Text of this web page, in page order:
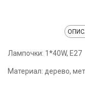
Лампочки: 1*40W, E27
Материал: дерево,